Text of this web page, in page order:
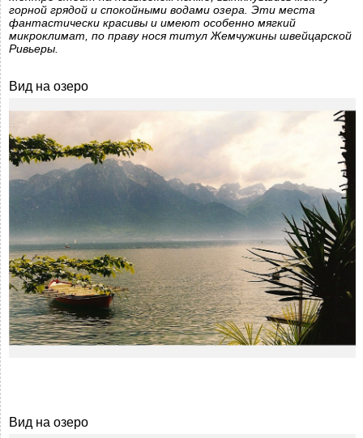
горной грядой и спокойными водами озера. Эти места
фантастически красивы и имеют особенно мягкий
микроклимат, по праву нося титул Жемчужины швейцарской
Ривьеры.
Вид на озеро
Вид на озеро